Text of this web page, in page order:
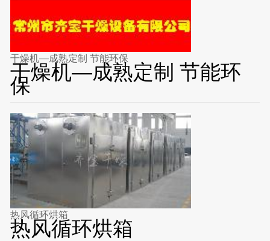
干燥机—成熟定制 节能环保
干燥机—成熟定制 节能环
保
热风循环烘箱
热风循环烘箱